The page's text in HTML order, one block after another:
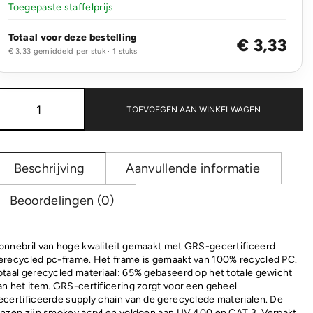
Toegepaste staffelprijs
Totaal voor deze bestelling
€ 3,33 gemiddeld per stuk · 1 stuks € 3,33
recycled
aantal
TOEVOEGEN AAN WINKELWAGEN
Beschrijving Aanvullende informatie
Beoordelingen (0)
van hoge kwaliteit gemaakt met GRS-gecertificeerd
pc-frame. Het frame is gemaakt van 100% recycled PC.
gerecycled materiaal: 65% gebaseerd op het totale gewicht
het item. GRS-certificering zorgt voor een geheel
supply chain van de gerecyclede materialen. De